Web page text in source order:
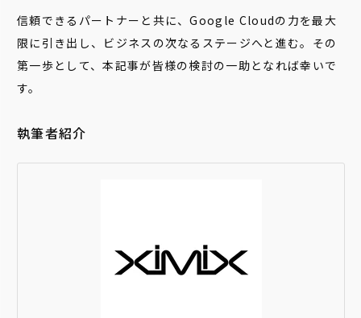
信頼できるパートナーと共に、Google Cloudの力を最大
限に引き出し、ビジネスの次なるステージへと進む。その
第一歩として、本記事が皆様の検討の一助となれば幸いで
す。
執筆者紹介